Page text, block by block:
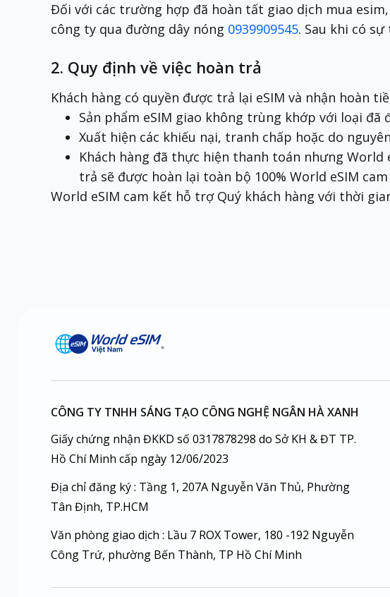
Đối với các trường hợp đã hoàn tất giao dịch mua
công ty qua đường dây nóng 0939909545. Sau khi có
2. Quy định về việc hoàn trả
Khách hàng có quyền được trả lại eSIM và nhận hoàn
Sản phẩm eSIM giao không trùng khớp với loại đã
Xuất hiện các khiếu nại, tranh chấp hoặc do
Khách hàng đã thực hiện thanh toán nhưng World
trả sẽ được hoàn lại toàn bộ 100% World eSIM
World eSIM cam kết hỗ trợ Quý khách hàng với thời
CÔNG TY TNHH SÁNG TẠO CÔNG NGHỆ NGÂN HÀ XANH
Giấy chứng nhận ĐKKD số 0317878298 do Sở KH & ĐT TP.
Hồ Chí Minh cấp ngày 12/06/2023
Địa chỉ đăng ký : Tầng 1, 207A Nguyễn Văn Thủ, Phường
Tân Định, TP.HCM
Văn phòng giao dịch : Lầu 7 ROX Tower, 180 -192 Nguyễn
Công Trứ, phường Bến Thành, TP Hồ Chí Minh